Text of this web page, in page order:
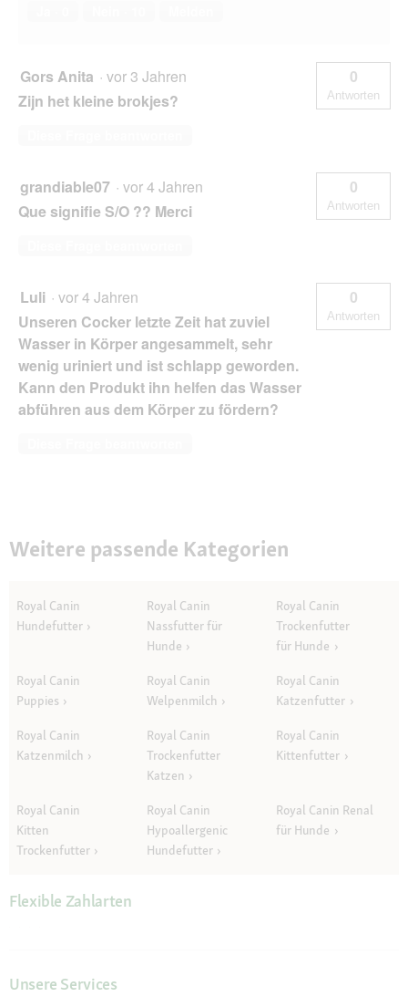
Gors Anita · vor 3 Jahren
Zijn het kleine brokjes?
0
Antworten
grandiable07 · vor 4 Jahren
Que signifie S/O ?? Merci
0
Antworten
Luli · vor 4 Jahren
Unseren Cocker letzte Zeit hat zuviel
Wasser in Körper angesammelt, sehr
wenig uriniert und ist schlapp geworden.
Kann den Produkt ihn helfen das Wasser
abführen aus dem Körper zu fördern?
0
Antworten
Weitere passende Kategorien
Royal Canin
Hundefutter
Royal Canin
Nassfutter für
Hunde
Royal Canin
Trockenfutter
für Hunde
Royal Canin
Puppies
Royal Canin
Welpenmilch
Royal Canin
Katzenfutter
Royal Canin
Katzenmilch
Royal Canin
Trockenfutter
Katzen
Royal Canin
Kittenfutter
Royal Canin
Kitten
Trockenfutter
Royal Canin
Hypoallergenic
Hundefutter
Royal Canin Renal
für Hunde
Flexible Zahlarten
Unsere Services